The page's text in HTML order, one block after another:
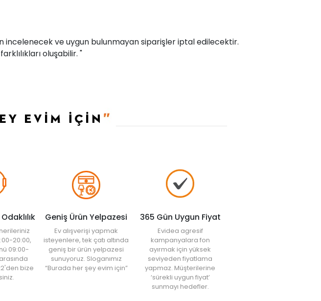
incelenecek ve uygun bulunmayan siparişler iptal edilecektir.
oluşabilir. "
20:00,
09:00-
bize
Geniş Ürün Yelpazesi
Ev alışverişi yapmak
isteyenlere, tek çatı altında
geniş bir ürün yelpazesi
sunuyoruz. Sloganımız
“Burada her şey evim için”
365 Gün Uygun Fiyat
Evidea agresif
kampanyalara fon
ayırmak için yüksek
seviyeden fiyatlama
yapmaz. Müşterilerine
‘sürekli uygun fiyat’
sunmayı hedefler.